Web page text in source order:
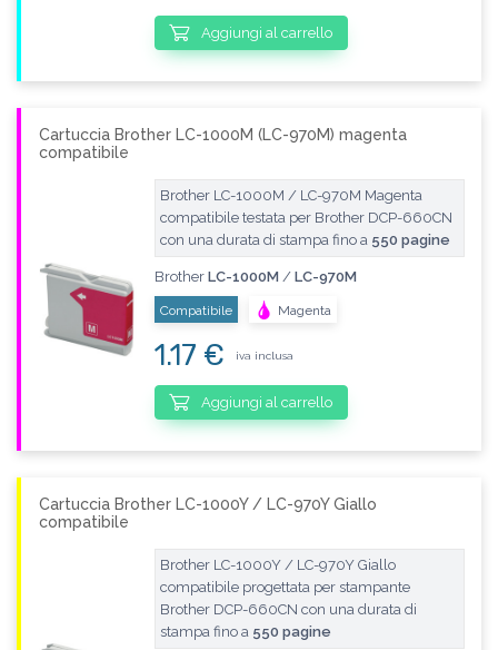
Aggiungi al carrello
Cartuccia Brother LC-1000M (LC-970M) magenta
compatibile
Brother LC-1000M / LC-970M Magenta
compatibile testata per Brother DCP-660CN
con una durata di stampa fino a 550 pagine
Brother LC-1000M/ LC-970M
Compatibile Magenta
1.17 € iva inclusa
Aggiungi al carrello
Cartuccia Brother LC-1000Y / LC-970Y Giallo
compatibile
Brother LC-1000Y / LC-970Y Giallo
compatibile progettata per stampante
Brother DCP-660CN con una durata di
stampa fino a 550 pagine